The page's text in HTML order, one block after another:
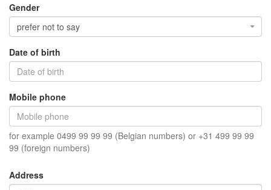
Gender
prefer not to say
Date of birth
Mobile phone
for example 0499 99 99 99 (Belgian numbers) or +31 499 99 99
99 (foreign numbers)
Address